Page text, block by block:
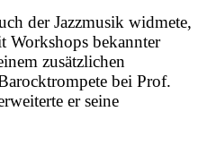
der Jazzmusik widmete,
Workshops bekannter
zusätzlichen
bei Prof.
er seine